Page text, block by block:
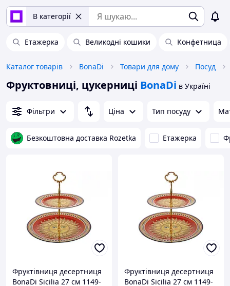
В категорії
Етажерка Великодні кошики Конфетница
Каталог товарів BonaDi Товари для дому Посуд
Фруктовниці, цукерниці BonaDi в Україні
Фільтри Ціна Тип посуду
Безкоштовна доставка Rozetka Етажерка
Фруктівниця десертниця
BonaDi Sicilia 27 см 1149-
Фруктівниця десертниця
BonaDi Sicilia 27 см 1149-